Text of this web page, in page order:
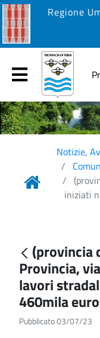
Regione
Notizie,
iniziati
(provincia
Provincia,
lavori
460mila euro
Pubblicato 03/07/23